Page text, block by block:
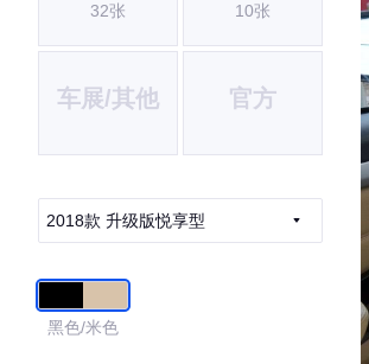
32张 10张
车展/其他 官方
2018款 升级版悦享型
黑色/米色